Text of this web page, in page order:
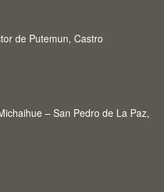
de Putemun, Castro
– San Pedro de La Paz,